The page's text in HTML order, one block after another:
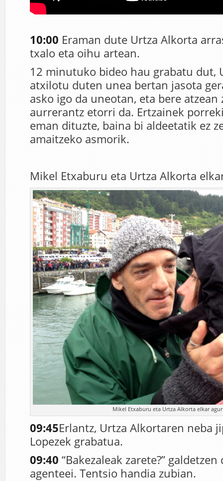
10:00 Eraman dute Urtza Alkorta
txalo eta oihu artean.
12 minutuko bideo hau grabatu dut,
atxilotu duten unea bertan jasota
asko igo da uneotan, eta bere atzean
aurrerantz etorri da. Ertzainek
eman dituzte, baina bi aldeetatik ez
amaitzeko asmorik.
Mikel Etxaburu eta Urtza Alkorta
Mikel Etxaburu eta Urtza Alkorta elkar
09:45Erlantz, Urtza Alkortaren neba
Lopezek grabatua.
09:40 “Bakezaleak zarete?”
agenteei. Tentsio handia zubian.